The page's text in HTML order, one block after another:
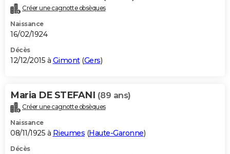
Créer une cagnotte obsèques
Naissance
16/02/1924
Décès
12/12/2015 à Gimont(Gers)
Maria DE STEFANI (89 ans)
Créer une cagnotte obsèques
Naissance
08/11/1925 à Rieumes (Haute-Garonne)
Décès